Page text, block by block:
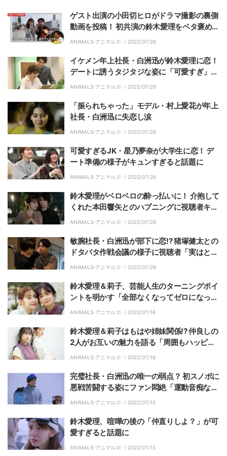
ゲスト出演の小田切ヒロがドラマ撮影の裏側
動画を投稿！ 初共演の鈴木愛理をベタ褒め
『ANIMALS‐アニマルズ‐』
ANIMALS‐アニマルズ‐｜ 2022/07/26
イケメン年上社長・白洲迅が鈴木愛理に恋！
デートに誘うタジタジな姿に「可愛すぎ」
「初恋なんです？」の声
ANIMALS‐アニマルズ‐｜ 2022/07/26
「振られちゃった」モデル・村上愛花が年上
社長・白洲迅に失恋し涙
ANIMALS‐アニマルズ‐｜ 2022/07/26
可愛すぎるJK・星乃夢奈が大学生に恋！ デ
ート準備の様子がキュンすぎると話題に
ANIMALS‐アニマルズ‐｜ 2022/07/26
鈴木愛理がベロベロの酔っ払いに！ 介抱して
くれた本田響矢とのハプニングに視聴者キュ
ン「見てるこっちが照れた」
ANIMALS‐アニマルズ‐｜ 2022/07/26
敏腕社長・白洲迅が部下に恋!? 猪塚健太との
ドタバタ作戦会議の様子に視聴者「実はとっ
てもピュアだったお二人」「可愛い！」
ANIMALS‐アニマルズ‐｜ 2022/07/26
鈴木愛理＆莉子、芸能人生のターニングポイ
ントを明かす「全部なくなってゼロになっ
て…」「仕事に対する自覚を持った」
ANIMALS‐アニマルズ‐｜ 2022/07/16
鈴木愛理＆莉子はもはや姉妹関係!? 仲良しの
2人がお互いの魅力を語る「周囲もハッピー
にしてくれる」「年齢が離れている感じがし
ANIMALS‐アニマルズ‐｜ 2022/07/16
完璧社長・白洲迅の唯一の弱点？ 初スノボに
悪戦苦闘する姿にファン悶絶「運動音痴なの
かわいすぎ」
ANIMALS‐アニマルズ‐｜ 2022/07/15
鈴木愛理、喧嘩の後の「仲直りしよ？」が可
愛すぎると話題に
ANIMALS‐アニマルズ‐｜ 2022/07/15